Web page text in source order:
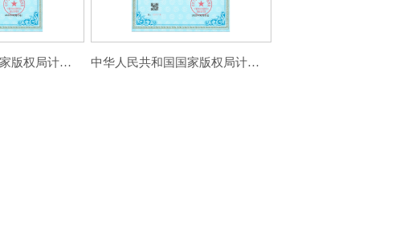
中华人民共和国国家版权局计算机软件薯作权登记证书 中华人民共和国国家版权局计算机软件薯作权登记证书